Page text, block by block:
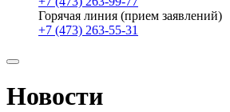
Горячая линия (прием заявлений)
+7 (473) 263-55-31
Новости